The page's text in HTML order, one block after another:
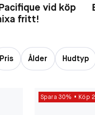
vid köp
fritt!
Pris Ålder Hudtyp
Spara 30% Köp 2